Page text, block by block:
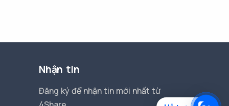
Nhận tin
Đăng ký để nhận tin mới nhất từ